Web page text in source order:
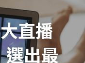
直播
選出最